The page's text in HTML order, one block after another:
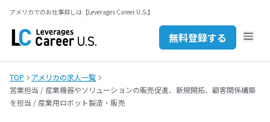
アメリカでのお仕事探しは【Leverages Career U.S.】
無料登録する
セミナーを探す
お問い合わせ
無料登録する
TOP
アメリカの求人一覧
営業担当 / 産業機器やソリューションの販売促進、新規開拓、顧客関係構築
を担当 / 産業用ロボット製造・販売